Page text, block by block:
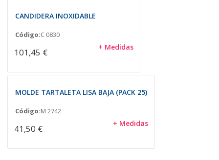
CANDIDERA INOXIDABLE
Código:C 0830
101,45 € + Medidas
MOLDE TARTALETA LISA BAJA (PACK 25)
Código:M 2742
41,50 € + Medidas